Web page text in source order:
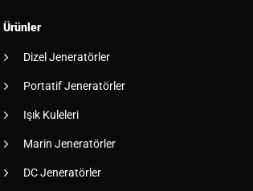
Ürünler
Dizel Jeneratörler
Portatif Jeneratörler
Işık Kuleleri
Marin Jeneratörler
DC Jeneratörler